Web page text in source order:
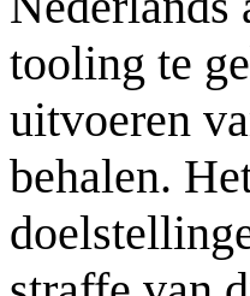
tooling te
uitvoeren
behalen.